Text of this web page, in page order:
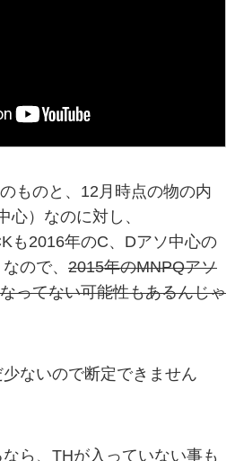
ものと、12月時点の物の内
心）なのに対し、
も2016年のC、Dアソ中心の
ので、 2015年のMNPQアソ
ってない可能性もあるんじゃ
ないので断定できません
ら、THが入っていない事も